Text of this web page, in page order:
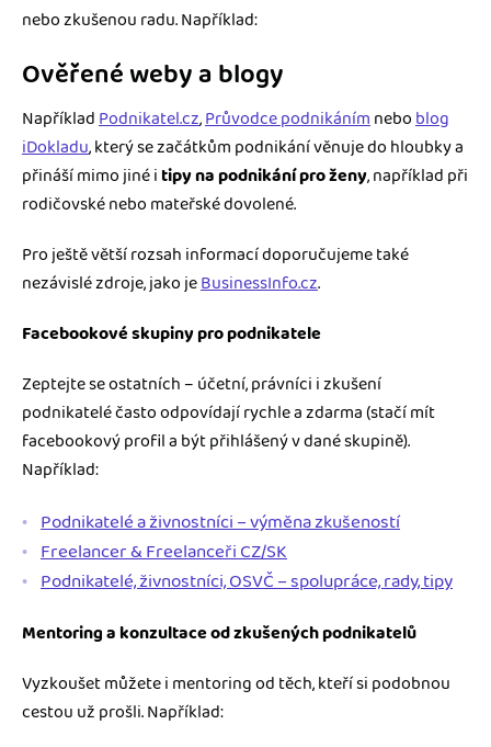
nebo zkušenou radu. Například:
Ověřené weby a blogy
NapříkladPodnikatel.cz,Průvodce podnikánímneboblog
iDokladu, který se začátkům podnikání věnuje do hloubky a
přináší mimo jiné i tipy na podnikání pro ženy, například při
rodičovské nebo mateřské dovolené.
Pro ještě větší rozsah informací doporučujeme také
nezávislé zdroje, jako jeBusinessInfo.cz.
Facebookové skupiny pro podnikatele
Zeptejte se ostatních – účetní, právníci i zkušení
podnikatelé často odpovídají rychle a zdarma (stačí mít
facebookový profil a být přihlášený v dané skupině).
Například:
Podnikatelé a živnostníci – výměna zkušeností
Freelancer & Freelanceři CZ/SK
Podnikatelé, živnostníci, OSVČ – spolupráce, rady, tipy
Mentoring a konzultace od zkušených podnikatelů
Vyzkoušet můžete i mentoring od těch, kteří si podobnou
cestou už prošli. Například: